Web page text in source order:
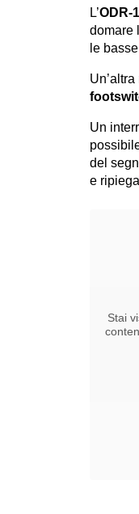
L’ODR-
domare
le
Un
del
e
Stai